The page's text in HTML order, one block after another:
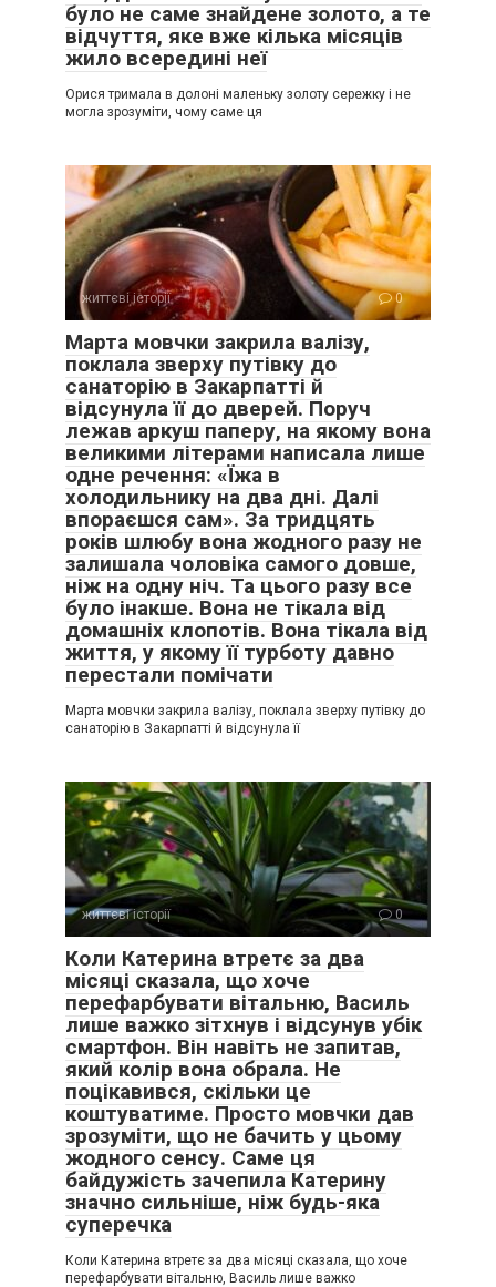
було не саме знайдене золото, а те
відчуття, яке вже кілька місяців
жило всередині неї
Орися тримала в долоні маленьку золоту сережку і не
могла зрозуміти, чому саме ця
життєві історії 0
Марта мовчки закрила валізу,
поклала зверху путівку до
санаторію в Закарпатті й
відсунула її до дверей. Поруч
лежав аркуш паперу, на якому вона
великими літерами написала лише
одне речення: «Їжа в
холодильнику на два дні. Далі
впораєшся сам». За тридцять
років шлюбу вона жодного разу не
залишала чоловіка самого довше,
ніж на одну ніч. Та цього разу все
було інакше. Вона не тікала від
домашніх клопотів. Вона тікала від
життя, у якому її турботу давно
перестали помічати
Марта мовчки закрила валізу, поклала зверху путівку до
санаторію в Закарпатті й відсунула її
життєві історії 0
Коли Катерина втретє за два
місяці сказала, що хоче
перефарбувати вітальню, Василь
лише важко зітхнув і відсунув убік
смартфон. Він навіть не запитав,
який колір вона обрала. Не
поцікавився, скільки це
коштуватиме. Просто мовчки дав
зрозуміти, що не бачить у цьому
жодного сенсу. Саме ця
байдужість зачепила Катерину
значно сильніше, ніж будь-яка
суперечка
Коли Катерина втретє за два місяці сказала, що хоче
перефарбувати вітальню, Василь лише важко